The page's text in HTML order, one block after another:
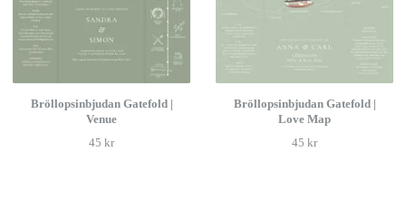
Bröllopsinbjudan Gatefold |
Venue
45 kr
Bröllopsinbjudan Gatefold |
Love Map
45 kr